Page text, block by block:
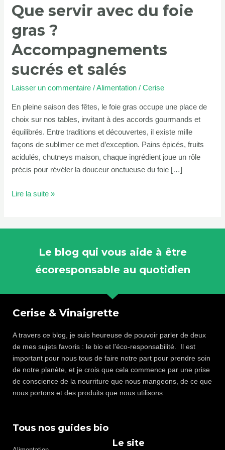
Que servir avec du foie
gras ?
Accompagnements
sucrés et salés
Laisser un commentaire /Alimentation /Cerise
En pleine saison des fêtes, le foie gras occupe une place de
choix sur nos tables, invitant à des accords gourmands et
équilibrés. Entre traditions et découvertes, il existe mille
façons de sublimer ce met d’exception. Pains épicés, fruits
acidulés, chutneys maison, chaque ingrédient joue un rôle
précis pour révéler la douceur onctueuse du foie […]
Accompagnements
sucrés
et
salés
Lire la suite »
Le blog qui vous aide à être
écoresponsable au quotidien
Cerise & Vinaigrette
A travers ce blog, je suis heureuse de pouvoir parler de deux
de mes sujets favoris : le bio et l’éco-responsabilité. Il est
important pour nous tous de faire notre part pour prendre soin
de notre planète, et je crois que cela commence par une prise
de conscience de la nourriture que nous mangeons, de ce que
nous portons et des produits que nous utilisons.
Tous nos guides bio
Le site